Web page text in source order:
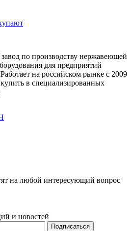
по производству нержавеющей
для предприятий
на российском рынке с 2009
в специализированных
на любой интересующий вопрос
и новостей
Подписаться